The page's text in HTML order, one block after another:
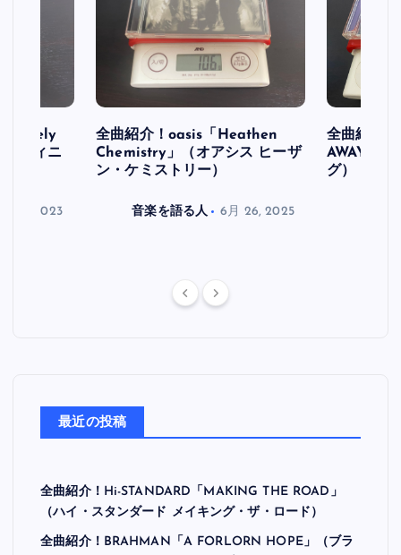
フィニ
30, 2023
全曲紹介！oasis「Heathen
Chemistry」（オアシス ヒーザ
ン・ケミストリー）
音楽を語る人 6月 26, 2025
全曲紹介
AWAY」
グ）
最近の投稿
全曲紹介！Hi-STANDARD「MAKING THE ROAD」
（ハイ・スタンダード メイキング・ザ・ロード）
全曲紹介！BRAHMAN「A FORLORN HOPE」（ブラ